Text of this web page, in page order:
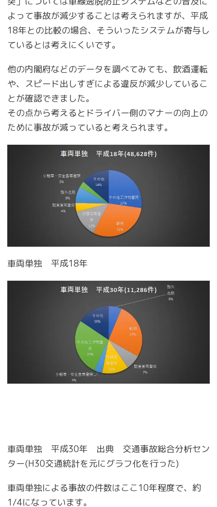
よって事故が減少することは考えられますが、平成
18年との比較の場合、そういったシステムが寄与し
ているとは考えにくいです。
他の内閣府などのデータを調べてみても、飲酒運転
や、スピード出しすぎによる違反が減少しているこ
とが確認できました。
その点から考えるとドライバー側のマナーの向上の
ために事故が減っていると考えられます。
車両単独 平成18年
車両単独 平成30年 出典 交通事故総合分析セン
ター(H30交通統計を元にグラフ化を行った)
車両単独による事故の件数はここ10年程度で、約
1/4になっています。